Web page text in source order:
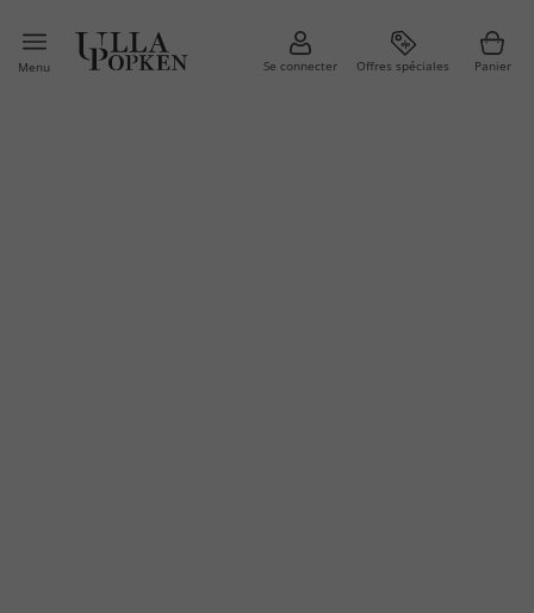
Menu Se connecter Offres spéciales Panier